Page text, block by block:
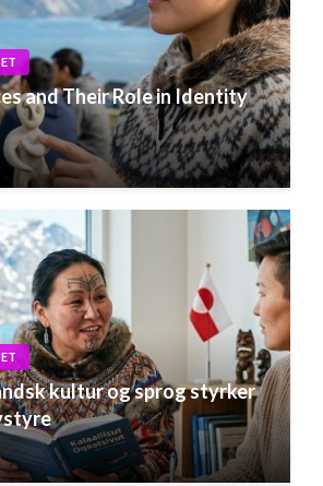
and Their Role in Identity
kultur og sprog styrker